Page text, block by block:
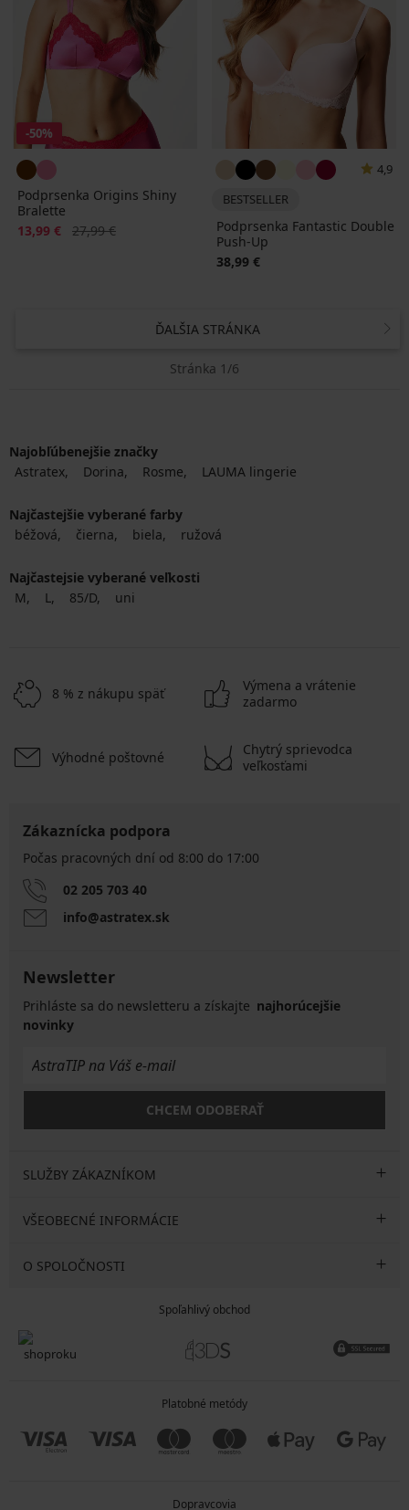
-50%
Podprsenka Origins Shiny
Bralette
Zľava
13,99 € Pôvodná cena
27,99 €
4,9
BESTSELLER
Podprsenka Fantastic Double
Push-Up
38,99 €
ĎALŠIA STRÁNKA
Stránka 1/6
Najobľúbenejšie značky
Astratex
Dorina Rosme LAUMA lingerie
Najčastejšie vyberané farby
béžová
čierna biela ružová
Najčastejsie vyberané veľkosti
M
L 85/D uni
8 % z nákupu späť
Výmena a vrátenie
zadarmo
Výhodné poštovné
Chytrý sprievodca
veľkosťami
Zákaznícka podpora
Počas pracovných dní od 8:00 do 17:00
02 205 703 40
info@astratex.sk
Newsletter
Prihláste sa do newsletteru a získajte najhorúcejšie
novinky
CHCEM ODOBERAŤ
SLUŽBY ZÁKAZNÍKOM
VŠEOBECNÉ INFORMÁCIE
O SPOLOČNOSTI
Spoľahlivý obchod
Platobné metódy
Dopravcovia